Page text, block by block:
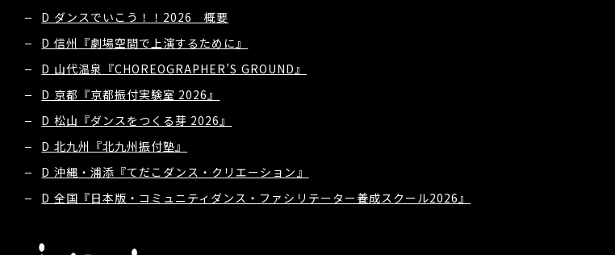
D ダンスでいこう！！2026 概要
D 信州『劇場空間で上演するために』
D 山代温泉『CHOREOGRAPHER’S GROUND』
D 京都『京都振付実験室 2026』
D 松山『ダンスをつくる芽 2026』
D 北九州『北九州振付塾』
D 沖縄・浦添『てだこダンス・クリエーション』
D 全国『日本版・コミュニティダンス・ファシリテーター養成スクール2026』